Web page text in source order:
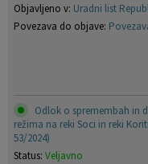
Objavljeno v: Uradni list
Povezava do objave:
Odlok o spremembah in
režima na reki Soci in reki
53/2024)
Status: Veljavno